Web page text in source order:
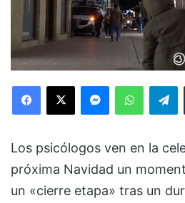
Facebook
X Messenger
Los psicólogos ven en la
próxima Navidad un
un «cierre etapa» tras un